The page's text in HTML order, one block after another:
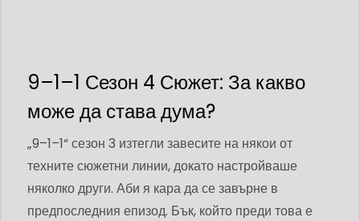
9–1–1 Сезон 4 Сюжет: За какво
може да става дума?
„9–1–1“ сезон 3 изтегли завесите на някои от
техните сюжетни линии, докато настройваше
няколко други. Аби я кара да се завърне в
предпоследния епизод. Бък, който преди това е